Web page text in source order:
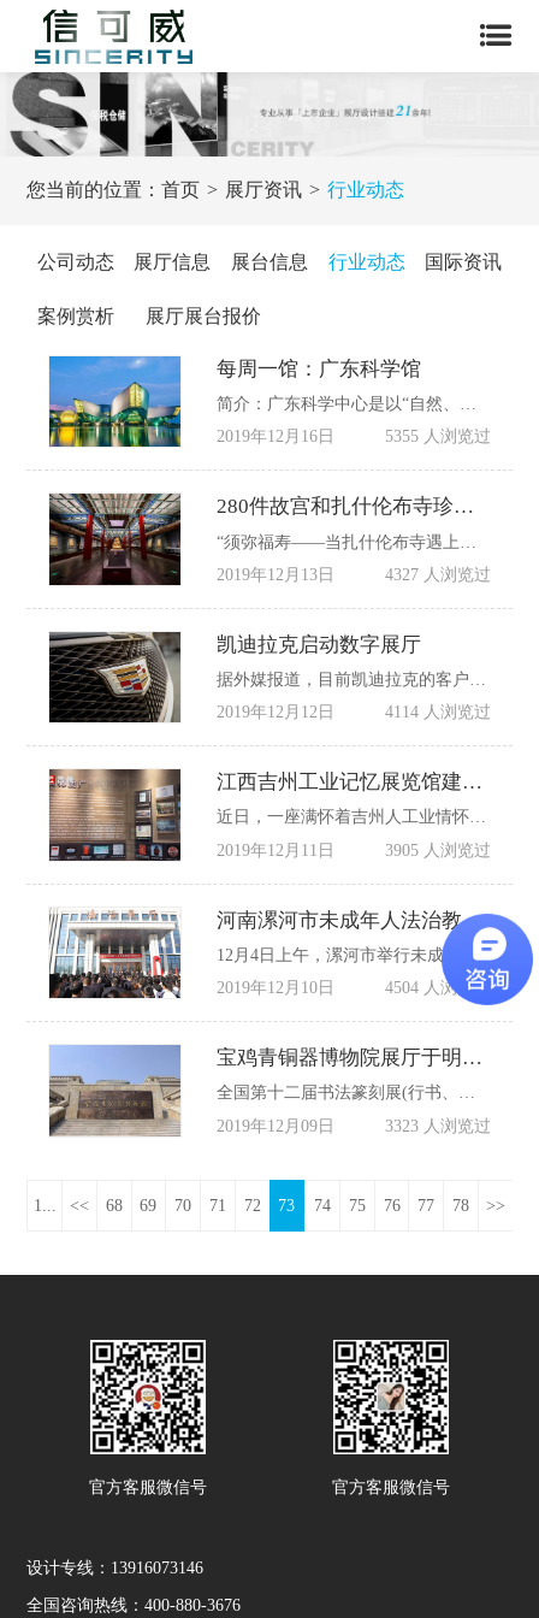
您当前的位置：首页 展厅资讯 行业动态
公司动态 展厅信息 展台信息 行业动态 国际资讯
案例赏析 展厅展台报价
每周一馆：广东科学馆
2019年12月16日
5355 人浏览过
280件故宫和扎什伦布寺珍贵文物共同亮相午门展厅
2019年12月13日
4327 人浏览过
凯迪拉克启动数字展厅
2019年12月12日
4114 人浏览过
江西吉州工业记忆展览馆建成开放
近日，一座满怀着吉州人工业情怀的跃进路工业记忆展览馆在吉州区古南镇街道桃树下社区建成并开放。古南镇街道桃树下社区跃进路原为吉州区工业聚集区，分布着水泥厂、红声厂、线材厂、皮件厂、樟脑厂等数十家工业企业，该社区现所处位置也是原江西电线电缆总厂的家属区。
2019年12月11日
3905 人浏览过
河南漯河市未成年人法治教育展厅揭牌
12月4日上午，漯河市举行未成年人法治教育展厅揭牌仪式。未成年人法治教育展厅揭牌投用，既是保护未成年人合法权益、护航未成年人健康成长的一项重要举措，也为未成年人法治教育提供了新的平台。
2019年12月10日
4504 人浏览过
宝鸡青铜器博物院展厅于明日展出“全国第十二届书法篆刻展”
全国第十二届书法篆刻展(行书、草书部分)于明日在宝鸡青铜器博物院开展。12月5日上午记者在这里看到，工作人员正在紧张布展，作品的展出位置已确定，后续将进行作品挂墙、灯光调试、安放参观路线导引牌等工作。
2019年12月09日
3323 人浏览过
1... << 68 69 70 71 72 73 74 75 76 77 78 >>
官方客服微信号 官方客服微信号
设计专线：13916073146
全国咨询热线：400-880-3676